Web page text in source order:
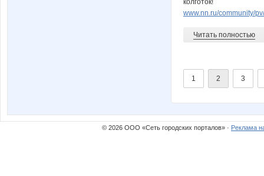
www.nn.ru/community/
Читать полностью
1 2 3
© 2026 ООО «Сеть городских порталов» · Реклама